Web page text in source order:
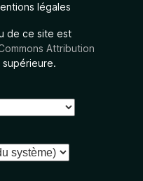
légales
de ce site est
Attribution